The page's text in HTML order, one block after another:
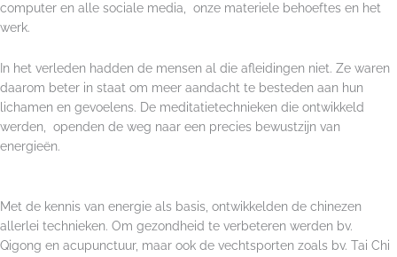
computer en alle sociale media, onze materiele behoeftes en het
werk.
In het verleden hadden de mensen al die afleidingen niet. Ze waren
daarom beter in staat om meer aandacht te besteden aan hun
lichamen en gevoelens. De meditatietechnieken die ontwikkeld
werden, openden de weg naar een precies bewustzijn van
energieën.
Met de kennis van energie als basis, ontwikkelden de chinezen
allerlei technieken. Om gezondheid te verbeteren werden bv.
Qigong en acupunctuur, maar ook de vechtsporten zoals bv. Tai Chi